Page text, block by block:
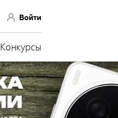
Войти
Конкурсы